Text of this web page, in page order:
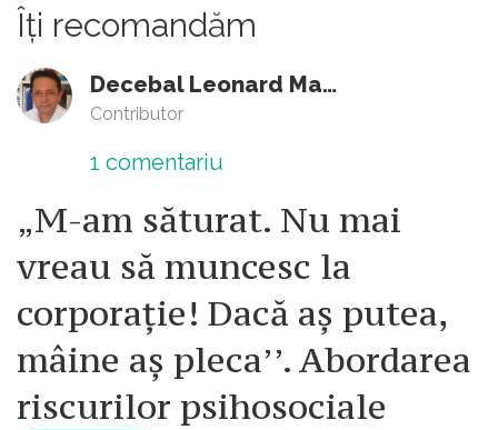
Îți recomandăm
Decebal Leonard Marin
Contributor
1 comentariu
„M-am săturat. Nu mai
vreau să muncesc la
corporație! Dacă aș putea,
mâine aș pleca’’. Abordarea
riscurilor psihosociale